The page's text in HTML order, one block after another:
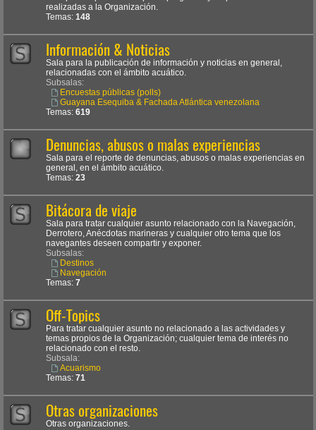
realizadas a la Organización.
Temas: 148
Información & Noticias
Sala para la publicación de información y noticias en general,
relacionadas con el ámbito acuático.
Subsalas:
Encuestas públicas (polls)
Guayana Esequiba & Fachada Atlántica venezolana
Temas: 619
Denuncias, abusos o malas experiencias
Sala para el reporte de denuncias, abusos o malas experiencias en
general, en el ámbito acuático.
Temas: 23
Bitácora de viaje
Sala para tratar cualquier asunto relacionado con la Navegación,
Derrotero, Anécdotas marineras y cualquier otro tema que los
navegantes deseen compartir y exponer.
Subsalas:
Destinos
Navegación
Temas: 7
Off-Topics
Para tratar cualquier asunto no relacionado a las actividades y
temas propios de la Organización; cualquier tema de interés no
relacionado con el resto.
Subsala:
Acuarismo
Temas: 71
Otras organizaciones
Otras organizaciones.